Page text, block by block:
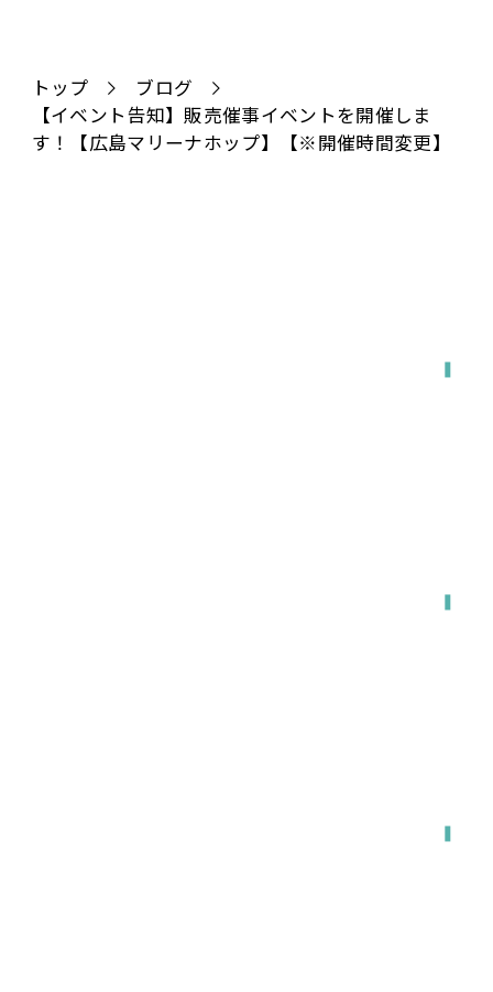
シ
ョ
ン
トップ
ブログ
【イベント告知】販売催事イベントを開催しま
す！【広島マリーナホップ】【※開催時間変更】